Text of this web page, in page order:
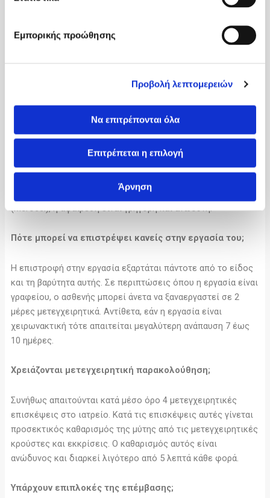
Εμπορικής προώθησης
Προβολή λεπτομερειών
Να επιτρέπονται όλα
Επιτρέπεται η επιλογή
Άρνηση
όμως, υπάρχει ένα αίσθημα βουλώματος στην μύτη, το οποίο
σταδιακά υποχωρεί από μέρα σε μέρα. Επίσης, δεν υπάρχει
καθόλου πόνος. Το τελικό αποτέλεσμα της βελτίωσης της
αναπνοής γίνεται αισθητό μετά από ένα μήνα περίπου.
Γίνεται εύκολα η αφαίρεση του ρινικού πωματισμού;
Σήμερα, με τη χρήση των σύγχρονων ρινικών πωματισμών
Πότε μπορεί να επιστρέψει κανείς στην εργασία του;
Η επιστροφή στην εργασία εξαρτάται πάντοτε από το είδος
και τη βαρύτητα αυτής. Σε περιπτώσεις όπου η εργασία είναι
γραφείου, ο ασθενής μπορεί άνετα να ξαναεργαστεί σε 2
μέρες μετεγχειρητικά. Αντίθετα, εάν η εργασία είναι
χειρωνακτική τότε απαιτείται μεγαλύτερη ανάπαυση 7 έως
10 ημέρες.
Χρειάζονται μετεγχειρητική παρακολούθηση;
Συνήθως απαιτούνται κατά μέσο όρο 4 μετεγχειρητικές
επισκέψεις στο ιατρείο. Κατά τις επισκέψεις αυτές γίνεται
προσεκτικός καθαρισμός της μύτης από τις μετεγχειρητικές
κρούστες και εκκρίσεις. Ο καθαρισμός αυτός είναι
ανώδυνος και διαρκεί λιγότερο από 5 λεπτά κάθε φορά.
Υπάρχουν επιπλοκές της επέμβασης;